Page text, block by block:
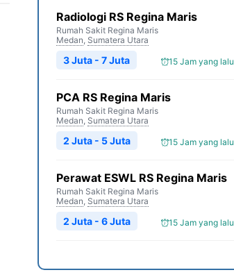
Radiologi RS Regina Maris
Rumah Sakit Regina Maris
Medan, Sumatera Utara
15 Jam yang lalu
3 Juta - 7 Juta
PCA RS Regina Maris
Rumah Sakit Regina Maris
Medan, Sumatera Utara
15 Jam yang lalu
2 Juta - 5 Juta
Perawat ESWL RS Regina Maris
Rumah Sakit Regina Maris
Medan, Sumatera Utara
15 Jam yang lalu
2 Juta - 6 Juta